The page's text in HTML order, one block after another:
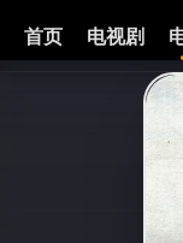
首页 电视剧